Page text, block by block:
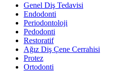
Genel Diş Tedavisi
Endodonti
Periodontoloji
Pedodonti
Restoratif
Ağız Diş Çene Cerrahisi
Protez
Ortodonti